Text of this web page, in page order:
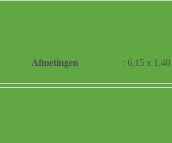
Afmetingen : 6,15 x 1,40